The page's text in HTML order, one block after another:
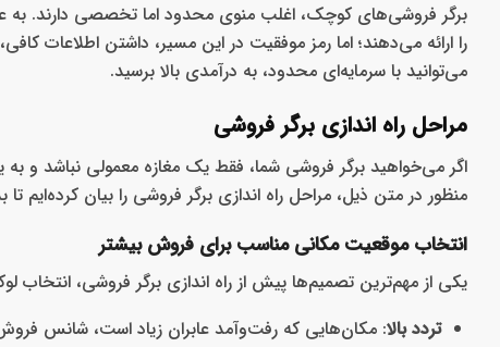
برگر فروشی‌های کوچک، اغلب منوی محدود اما تخصصی دارند.
را ارائه می‌دهند؛ اما رمز موفقیت در این مسیر، داشتن اطلاعات
می‌توانید با سرمایه‌ای محدود، به درآمدی بالا برسید.
مراحل راه اندازی برگر فروشی
اگر می‌خواهید برگر فروشی شما، فقط یک مغازه معمولی نباشد و
منظور در متن ذیل، مراحل راه اندازی برگر فروشی را بیان کرده‌ایم
انتخاب موقعیت مکانی مناسب برای فروش بیشتر
یکی از مهم‌ترین تصمیم‌ها پیش از راه اندازی برگر فروشی،
تردد بالا: مکان‌هایی که رفت‌وآمد عابران زیاد است، شانس